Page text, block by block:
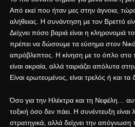
Από εκεί που ήταν μες στην άγνοια, τώρα
αλήθειας. Η συνάντηση με τον Βρεττό
Δείχνει πόσο βαριά είναι η κληρονομιά
πρέπει να δώσουμε τα εύσημα στον
απρόβλεπτος. Η κίνηση με το όπλο στο
είναι ακραία, αλλά ταιριάζει απόλυτα
Είναι ερωτευμένος, είναι τρελός ή και τα
Όσο για την Ηλέκτρα και τη Νεφέλη…
τοξική όσο δεν πάει. Η συνέντευξη είναι
στρατηγικά, αλλά δείχνει την